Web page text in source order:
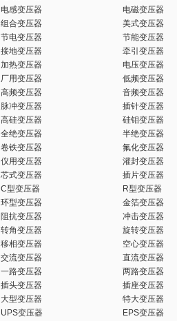
电感变压器
电磁变压器
组合变压器
美式变压器
节电变压器
节能变压器
接地变压器
牵引变压器
加热变压器
电压变压器
厂用变压器
低频变压器
高频变压器
音频变压器
脉冲变压器
插针变压器
高硅变压器
硅钼变压器
全绝变压器
半绝变压器
卷铁变压器
氟化变压器
仪用变压器
灌封变压器
芯式变压器
插片变压器
C型变压器
R型变压器
环型变压器
金箔变压器
阻抗变压器
冲击变压器
转角变压器
旋转变压器
移相变压器
空心变压器
交流变压器
直流变压器
一路变压器
两路变压器
插头变压器
插座变压器
大型变压器
特大变压器
UPS变压器
EPS变压器